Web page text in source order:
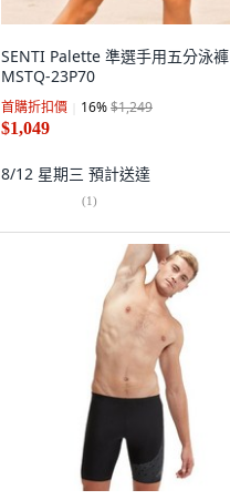
SENTI Palette 準選手用五分泳褲
MSTQ-23P70
首購折扣價 16%$1,249
$1,049
8/12 星期三 預計送達
(1)